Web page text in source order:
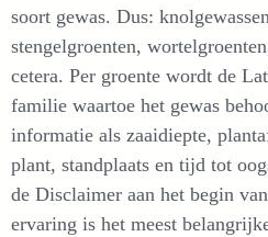
soort gewas. Dus:
stengelgroenten,
cetera. Per groente wordt de
familie waartoe het gewas
informatie als zaaidiepte,
plant, standplaats en tijd tot
de Disclaimer aan het begin
ervaring is het meest